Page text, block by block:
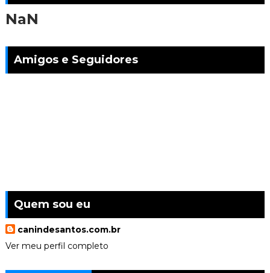
NaN
Amigos e Seguidores
Quem sou eu
canindesantos.com.br
Ver meu perfil completo